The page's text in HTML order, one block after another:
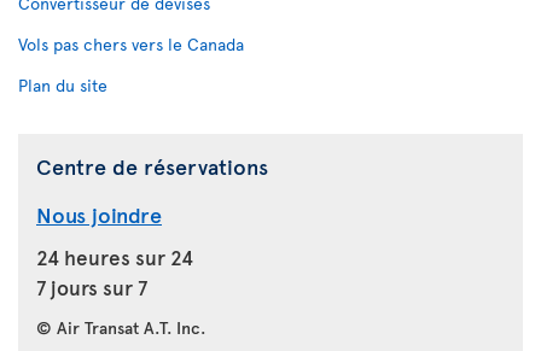
Vols pas chers vers le Canada
Plan du site
Centre de réservations
Nous joindre
24 heures sur 24
7 jours sur 7
© Air Transat A.T. Inc.